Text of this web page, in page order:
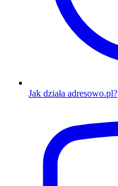
Jak działa adresowo.pl?